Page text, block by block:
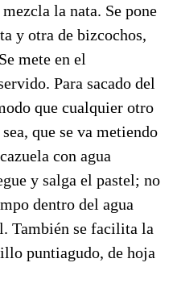
la nata. Se pone
y otra de bizcochos,
mete en el
Para sacado del
que cualquier otro
que se va metiendo
con agua
y salga el pastel; no
dentro del agua
También se facilita la
puntiagudo, de hoja